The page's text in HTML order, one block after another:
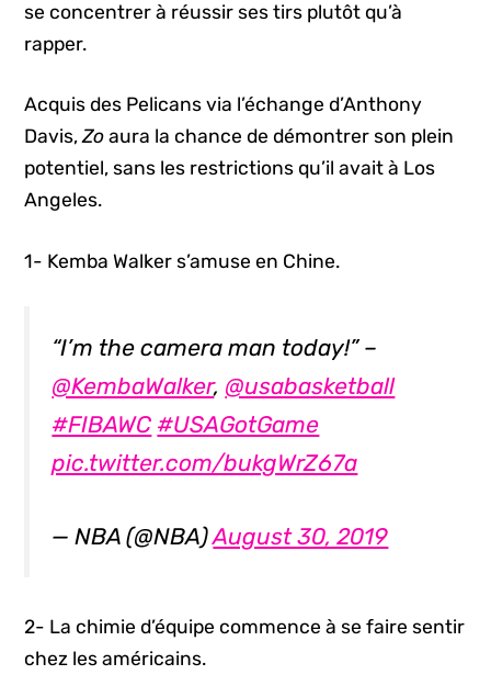
se concentrer à réussir ses tirs plutôt qu’à
rapper.
Acquis des Pelicans via l’échange d’Anthony
Davis,Zo aura la chance de démontrer son plein
potentiel, sans les restrictions qu’il avait à Los
Angeles.
1- Kemba Walker s’amuse en Chine.
“I’m the camera man today!” –
@KembaWalker, @usabasketball
#FIBAWC #USAGotGame
pic.twitter.com/bukgWrZ67a
— NBA (@NBA)August 30, 2019
2- La chimie d’équipe commence à se faire sentir
chez les américains.